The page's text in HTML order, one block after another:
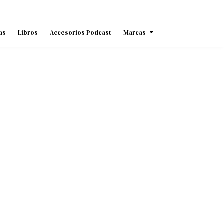
Libros Accesorios Podcast Marcas